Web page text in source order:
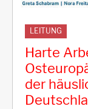
LEITUNG
Harte
der